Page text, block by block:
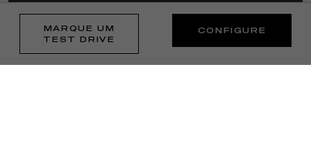
MARQUE UM
TEST DRIVE
CONFIGURE